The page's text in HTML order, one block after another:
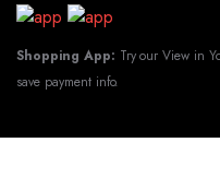
Shopping App: Try our View in
save payment info.